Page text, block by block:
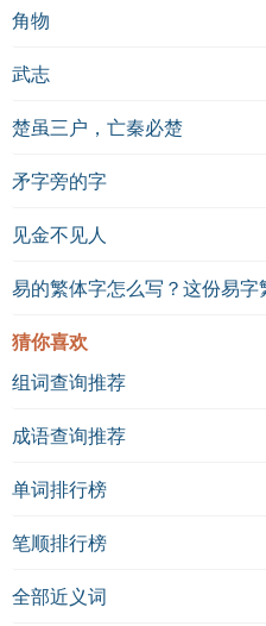
角物
武志
楚虽三户，亡秦必楚
矛字旁的字
见金不见人
猜你喜欢
组词查询推荐
成语查询推荐
单词排行榜
笔顺排行榜
全部近义词